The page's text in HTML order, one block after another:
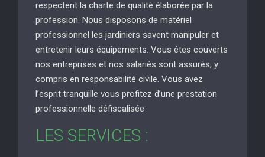
respectent la charte de qualité élaborée par la
profession. Nous disposons de matériel
professionnel les jardiniers savent manipuler et
entretenir leurs équipements. Vous êtes couverts
nos entreprises et nos salariés sont assurés, y
compris en responsabilité civile. Vous avez
l’esprit tranquille vous profitez d’une prestation
professionnelle défiscalisée
LES SERVICES :